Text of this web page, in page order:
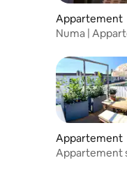
Appartement
Numa |
Appartement
Appartement